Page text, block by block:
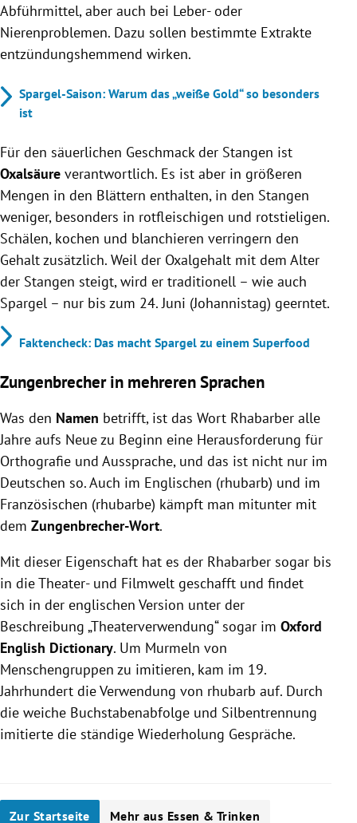
Abführmittel, aber auch bei Leber- oder
Nierenproblemen. Dazu sollen bestimmte Extrakte
entzündungshemmend wirken.
Spargel-Saison: Warum das „weiße Gold“ so besonders
ist
Für den säuerlichen Geschmack der Stangen ist
Oxalsäure verantwortlich. Es ist aber in größeren
Mengen in den Blättern enthalten, in den Stangen
weniger, besonders in rotfleischigen und rotstieligen.
Schälen, kochen und blanchieren verringern den
Gehalt zusätzlich. Weil der Oxalgehalt mit dem Alter
der Stangen steigt, wird er traditionell – wie auch
Spargel – nur bis zum 24. Juni (Johannistag) geerntet.
Faktencheck: Das macht Spargel zu einem Superfood
Zungenbrecher in mehreren Sprachen
Was den Namen betrifft, ist das Wort Rhabarber alle
Jahre aufs Neue zu Beginn eine Herausforderung für
Orthografie und Aussprache, und das ist nicht nur im
Deutschen so. Auch im Englischen (rhubarb) und im
Französischen (rhubarbe) kämpft man mitunter mit
dem Zungenbrecher-Wort.
Mit dieser Eigenschaft hat es der Rhabarber sogar bis
in die Theater- und Filmwelt geschafft und findet
sich in der englischen Version unter der
Beschreibung „Theaterverwendung“ sogar im Oxford
English Dictionary. Um Murmeln von
Menschengruppen zu imitieren, kam im 19.
Jahrhundert die Verwendung von rhubarb auf. Durch
die weiche Buchstabenabfolge und Silbentrennung
imitierte die ständige Wiederholung Gespräche.
Zur Startseite Mehr aus Essen & Trinken